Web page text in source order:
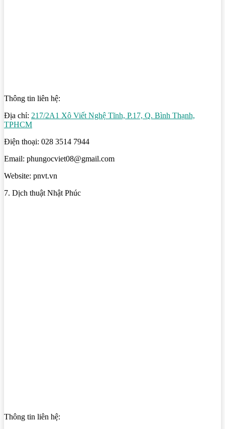
Thông tin liên hệ:
Địa chỉ: 217/2A1 Xô Viết Nghệ Tĩnh, P.17, Q. Bình Thạnh,
TPHCM
Điện thoại: 028 3514 7944
Email: phungocviet08@gmail.com
Website: pnvt.vn
7. Dịch thuật Nhật Phúc
Thông tin liên hệ: